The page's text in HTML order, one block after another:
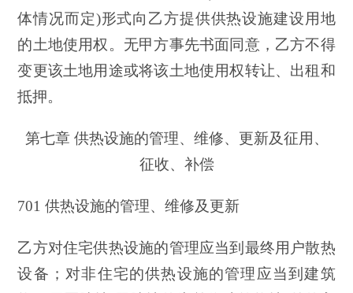
体情况而定)形式向乙方提供供热设施建设用地
的土地使用权。无甲方事先书面同意，乙方不得
变更该土地用途或将该土地使用权转让、出租和
抵押。
第七章 供热设施的管理、维修、更新及征用、
征收、补偿
701 供热设施的管理、维修及更新
乙方对住宅供热设施的管理应当到最终用户散热
设备；对非住宅的供热设施的管理应当到建筑